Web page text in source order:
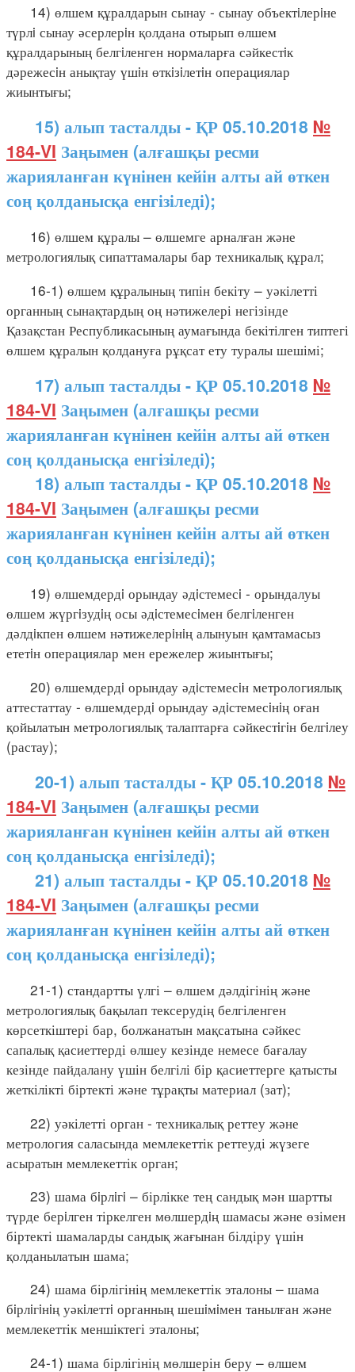
14) өлшем құралдарын сынау - сынау объектiлерiне
түрлi сынау әсерлерiн қолдана отырып өлшем
құралдарының белгiленген нормаларға сәйкестiк
дәрежесiн анықтау үшiн өткiзiлетiн операциялар
жиынтығы;
15) алып тасталды - ҚР 05.10.2018 №
184-VI Заңымен (алғашқы ресми
жарияланған күнінен кейін алты ай өткен
соң қолданысқа енгізіледі);
16) өлшем құралы – өлшемге арналған және
метрологиялық сипаттамалары бар техникалық құрал;
16-1) өлшем құралының типін бекіту – уәкілетті
органның сынақтардың оң нәтижелері негізінде
Қазақстан Республикасының аумағында бекітілген типтегі
өлшем құралын қолдануға рұқсат ету туралы шешімі;
17) алып тасталды - ҚР 05.10.2018 №
184-VI Заңымен (алғашқы ресми
жарияланған күнінен кейін алты ай өткен
соң қолданысқа енгізіледі);
18) алып тасталды - ҚР 05.10.2018 №
184-VI Заңымен (алғашқы ресми
жарияланған күнінен кейін алты ай өткен
соң қолданысқа енгізіледі);
19) өлшемдердi орындау әдiстемесi - орындалуы
өлшем жүргiзудiң осы әдiстемесiмен белгiленген
дәлдiкпен өлшем нәтижелерiнiң алынуын қамтамасыз
ететiн операциялар мен ережелер жиынтығы;
20) өлшемдердi орындау әдiстемесiн метрологиялық
аттестаттау - өлшемдердi орындау әдiстемесiнiң оған
қойылатын метрологиялық талаптарға сәйкестiгiн белгiлеу
(растау);
20-1) алып тасталды - ҚР 05.10.2018 №
184-VI Заңымен (алғашқы ресми
жарияланған күнінен кейін алты ай өткен
соң қолданысқа енгізіледі);
21) алып тасталды - ҚР 05.10.2018 №
184-VI Заңымен (алғашқы ресми
жарияланған күнінен кейін алты ай өткен
соң қолданысқа енгізіледі);
21-1) стандартты үлгі – өлшем дәлдігінің және
метрологиялық бақылап тексерудің белгіленген
көрсеткіштері бар, болжанатын мақсатына сәйкес
сапалық қасиеттерді өлшеу кезінде немесе бағалау
кезінде пайдалану үшін белгілі бір қасиеттерге қатысты
жеткілікті біртекті және тұрақты материал (зат);
22) уәкілетті орган - техникалық реттеу және
метрология саласында мемлекеттік реттеуді жүзеге
асыратын мемлекеттік орган;
23) шама бiрлiгi – бірлікке тең сандық мән шартты
түрде берiлген тіркелген мөлшердiң шамасы және өзімен
біртекті шамаларды сандық жағынан білдіру үшін
қолданылатын шама;
24) шама бірлігінің мемлекеттік эталоны – шама
бiрлiгiнiң уәкiлеттi органның шешiмiмен танылған және
мемлекеттік меншіктегі эталоны;
24-1) шама бірлігінің мөлшерін беру – өлшем